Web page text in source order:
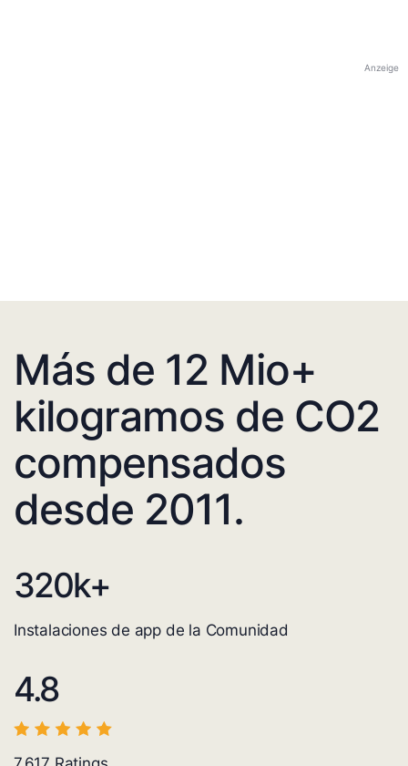
Anzeige
Más de 12 Mio+
kilogramos de CO2
compensados
desde 2011.
320k+
Instalaciones de app de la Comunidad
4.8